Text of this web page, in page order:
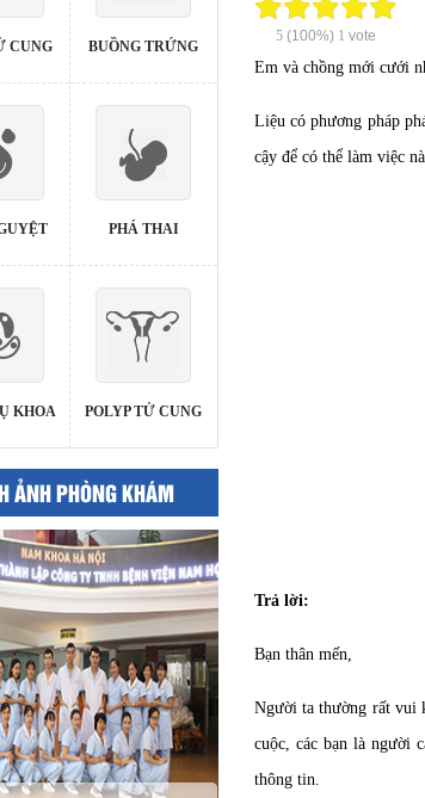
CUNG
KHOA
BUỒNG TRỨNG
PHÁ THAI
POLYP TỬ CUNG
ẢNH PHÒNG KHÁM
5(100%) 1 vote
Em và chồng mới cưới
Liệu có phương pháp
cậy để có thể làm việc
Trả lời:
Bạn thân mến,
Người ta thường rất vui
cuộc, các bạn là người
thông tin.